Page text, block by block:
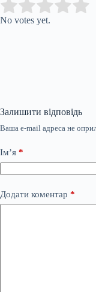
Rate this item:
No votes yet.
Залишити відповідь
Ваша e-mail адреса не
Ім’я *
Додати коментар *